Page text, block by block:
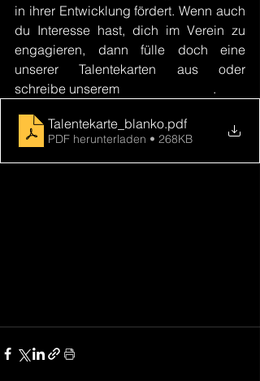
in ihrer Entwicklung fördert. Wenn auch
du Interesse hast, dich im Verein zu
engagieren, dann fülle doch eine
unserer Talentekarten aus oder
schreibe unserem
.
Talentekarte_blanko.pdf
PDF herunterladen • 268KB